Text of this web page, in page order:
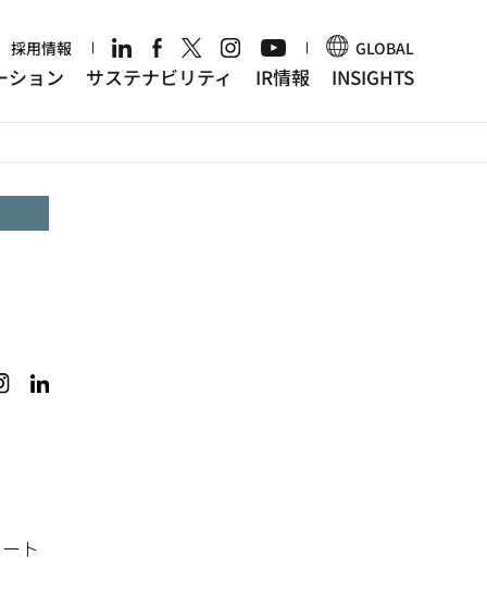
採用情報 GLOBAL
ション サステナビリティ IR情報 INSIGHTS
ト